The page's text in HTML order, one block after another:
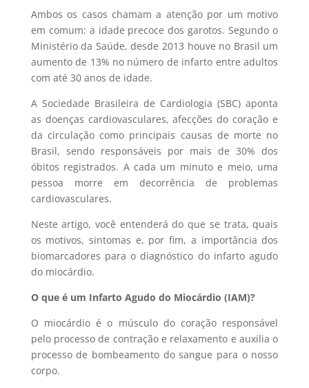
Ambos os casos chamam a atenção por um motivo
em comum: a idade precoce dos garotos. Segundo o
Ministério da Saúde, desde 2013 houve no Brasil um
aumento de 13% no número de infarto entre adultos
com até 30 anos de idade.
A Sociedade Brasileira de Cardiologia (SBC) aponta
as doenças cardiovasculares, afecções do coração e
da circulação como principais causas de morte no
Brasil, sendo responsáveis por mais de 30% dos
óbitos registrados. A cada um minuto e meio, uma
pessoa morre em decorrência de problemas
cardiovasculares.
Neste artigo, você entenderá do que se trata, quais
os motivos, sintomas e, por fim, a importância dos
biomarcadores para o diagnóstico do infarto agudo
do miocárdio.
O que é um Infarto Agudo do Miocárdio (IAM)?
O miocárdio é o músculo do coração responsável
pelo processo de contração e relaxamento e auxilia o
processo de bombeamento do sangue para o nosso
corpo.